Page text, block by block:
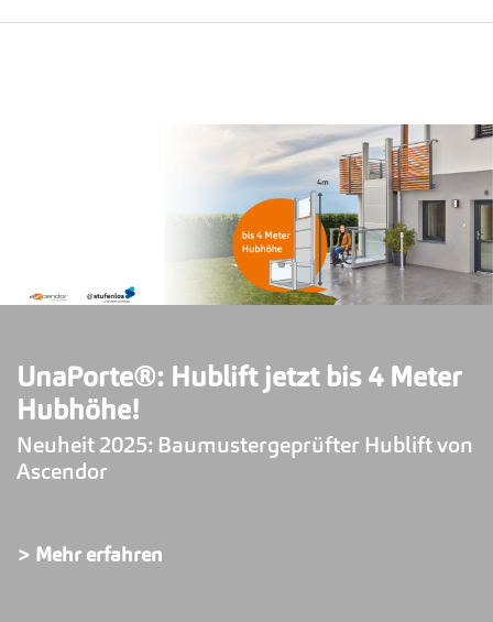
Profitieren Sie von der PLG-7
Plattformlift Express Aktion!